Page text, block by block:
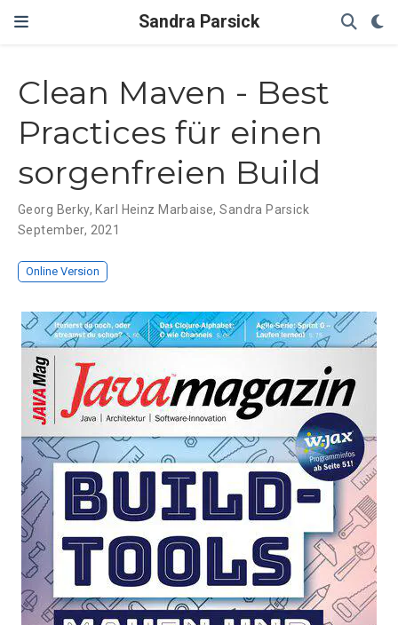
Sandra Parsick
Clean Maven - Best
Practices für einen
sorgenfreien Build
Georg Berky, Karl Heinz Marbaise,Sandra Parsick
September, 2021
Online Version